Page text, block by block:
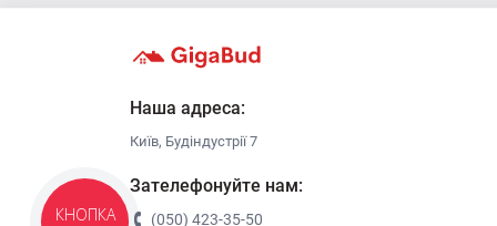
Кліщі
Ключі
Лопата
Наша адреса:
Київ, Будіндустрії 7
Зателефонуйте нам:
(050) 423-35-50
КНОПКА